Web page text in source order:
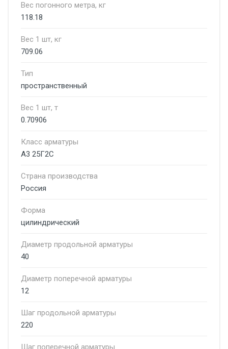
Вес погонного метра, кг
118.18
Вес 1 шт, кг
709.06
Тип
пространственный
Вес 1 шт, т
0.70906
Класс арматуры
А3 25Г2С
Страна производства
Россия
Форма
цилиндрический
Диаметр продольной арматуры
40
Диаметр поперечной арматуры
12
Шаг продольной арматуры
220
Шаг поперечной арматуры